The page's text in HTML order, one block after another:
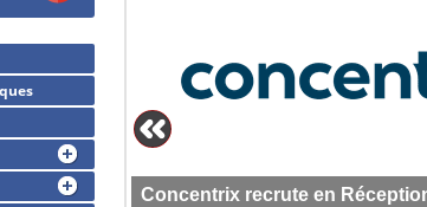
Concentrix recrute en